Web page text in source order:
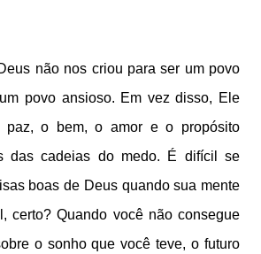
não nos criou para ser um povo
povo ansioso. Em vez disso, Ele
paz, o bem, o amor e o propósito
das cadeias do medo. É difícil se
boas de Deus quando sua mente
certo? Quando você não consegue
o sonho que você teve, o futuro